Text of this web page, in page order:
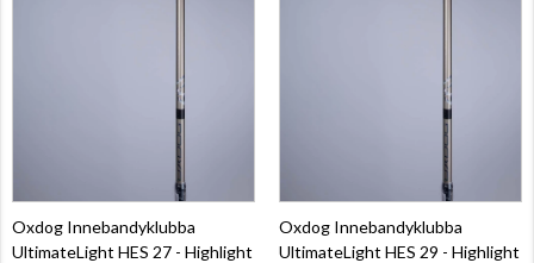
Oxdog Innebandyklubba
UltimateLight HES 27 - Highlight
Oxdog Innebandyklubba
UltimateLight HES 29 - Highlight